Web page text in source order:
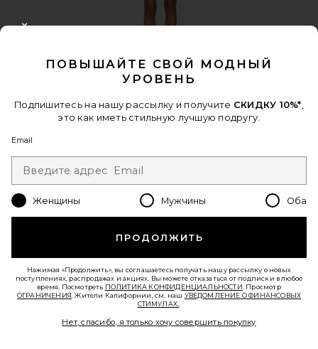
ПЛАТЬЕ KATSIA
superdown
$74
Favorite ШЛЯПА
ПОВЫШАЙТЕ СВОЙ МОДНЫЙ
УРОВЕНЬ
Подпишитесь на нашу рассылку и получите СКИДКУ 10%*
это как иметь стильную лучшую подругу.
Email
Женщины Мужчины Оба
ПРОДОЛЖИТЬ
Нажимая «Продолжить», вы соглашаетесь получать нашу рассылку о новых
поступлениях, распродажах и акциях. Вы можете отказаться от подписки в любое
время. Посмотреть ПОЛИТИКА КОНФИДЕНЦИАЛЬНОСТИ . Просмотр
ОГРАНИЧЕНИЯ . Жители Калифорнии, см. наш УВЕДОМЛЕНИЕ О ФИНАНСОВЫХ
СТИМУЛАХ.
Нет, спасибо, я только хочу совершить покупку